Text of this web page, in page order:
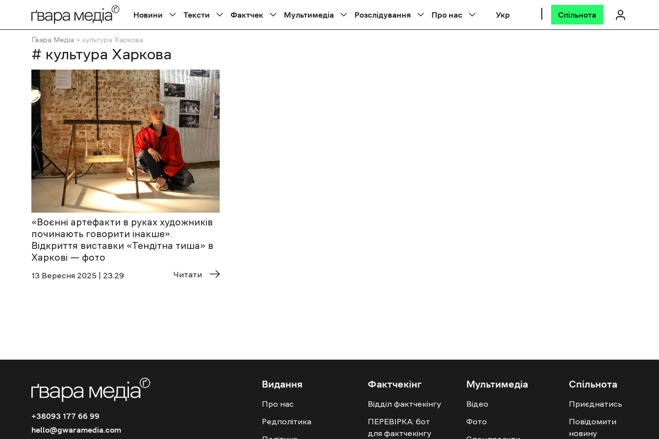
Новини Тексти Фактчек Мультимедіа Розслідування Про нас Укр Спільнота
Ґвара Медіа культура Харкова
# культура Харкова
«Воєнні артефакти в руках художників
починають говорити інакше».
Відкриття виставки «Тендітна тиша» в
Харкові — фото
13 Вересня 2025 | 23:29 Читати
+38093 177 66 99
hello@gwaramedia.com
Видання
Про нас
Редполітика
Фактчекінг
Відділ фактчекінгу
ПЕРЕВІРКА: бот
для фактчекінгу
Мультимедіа
Відео
Фото
Спільнота
Приєднатись
Повідомити
новину